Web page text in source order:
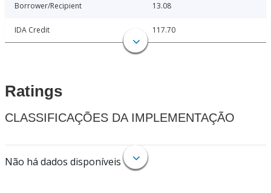
Borrower/Recipient 13.08
IDA Credit 117.70
Ratings
CLASSIFICAÇÕES DA IMPLEMENTAÇÃO
Não há dados disponíveis